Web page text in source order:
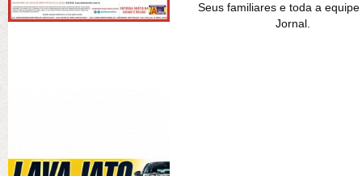
Seus familiares e toda a
Jornal.